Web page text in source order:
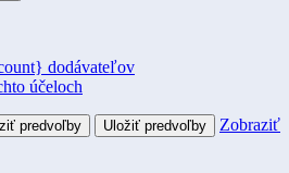
dodávateľov
účeloch
predvoľby Uložiť predvoľby
Zobraziť